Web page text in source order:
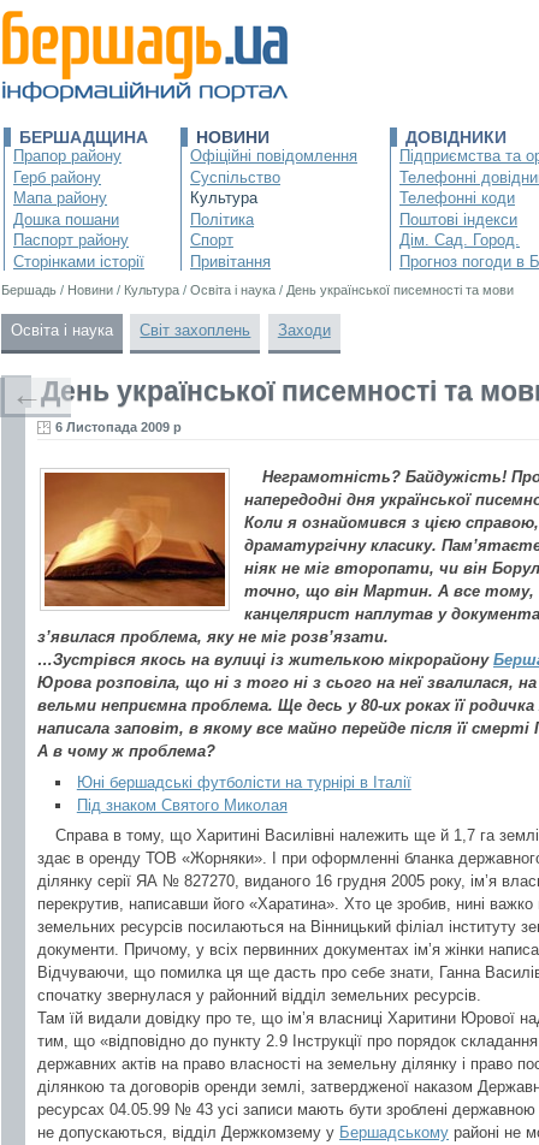
БЕРШАДЩИНА
Прапор району
Герб району
Мапа району
Дошка пошани
Паспорт району
Сторінками історії
НОВИНИ
Офіційні повідомлення
Суспільство
Культура
Політика
Спорт
Привітання
ДОВІДНИКИ
Підприємства та
Телефонні
Телефонні коди
Поштові індекси
Дім. Сад. Город.
Прогноз погоди в
Бершадь / Новини / Культура / Освіта і наука / День української писемності та мови
Освіта і наука Світ захоплень Заходи
День української писемності та
6 Листопада 2009 р
Неграмотність? Байдужість!
напередодні дня української
Коли я ознайомився з цією
драматургічну класику.
ніяк не міг второпати, чи він
точно, що він Мартин. А все тому,
канцелярист наплутав у
з’явилася проблема, яку не міг розв’язати.
…Зустрівся якось на вулиці із жителькою мікрорайону
Юрова розповіла, що ні з того ні з сього на неї звалилася,
вельми неприємна проблема. Ще десь у 80-их роках її
написала заповіт, в якому все майно перейде після її смерті
А в чому ж проблема?
Юні бершадські футболісти на турнірі в Італії
Під знаком Святого Миколая
Справа в тому, що Харитині Василівні належить ще й 1,7 га
здає в оренду ТОВ «Жорняки». І при оформленні бланка
ділянку серії ЯА № 827270, виданого 16 грудня 2005 року, ім’я
перекрутив, написавши його «Харатина». Хто це зробив, нині важко
земельних ресурсів посилаються на Вінницький філіал інституту
документи. Причому, у всіх первинних документах ім’я жінки
Відчуваючи, що помилка ця ще дасть про себе знати, Ганна
спочатку звернулася у районний відділ земельних ресурсів.
Там їй видали довідку про те, що ім’я власниці Харитини Юрової
тим, що «відповідно до пункту 2.9 Інструкції про порядок складання,
державних актів на право власності на земельну ділянку і право
ділянкою та договорів оренди землі, затвердженої наказом
ресурсах 04.05.99 № 43 усі записи мають бути зроблені державною
не допускаються, відділ Держкомзему у Бершадському районі не
←